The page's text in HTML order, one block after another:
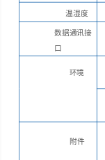
温湿度
数据通讯接
口
环境
附件